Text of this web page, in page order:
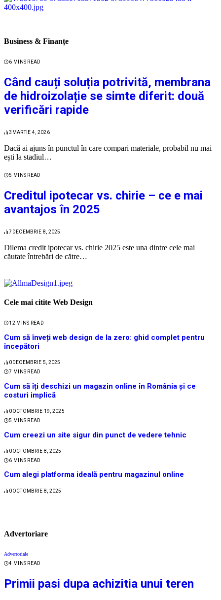
Business & Finanțe
6 MINS READ
Când cauți soluția potrivită, membrana
de hidroizolație se simte diferit: două
verificări rapide
3 MARTIE 4, 2026
Dacă ai ajuns în punctul în care compari materiale, probabil nu mai
ești la stadiul…
5 MINS READ
Creditul ipotecar vs. chirie – ce e mai
avantajos în 2025
7 DECEMBRIE 8, 2025
Dilema credit ipotecar vs. chirie 2025 este una dintre cele mai
căutate întrebări de către…
Cele mai citite Web Design
12 MINS READ
Cum să înveți web design de la zero: ghid complet pentru
începători
0 DECEMBRIE 5, 2025
7 MINS READ
Cum să îți deschizi un magazin online în România și ce
costuri implică
0OCTOMBRIE 19, 2025
5 MINS READ
Cum creezi un site sigur din punct de vedere tehnic
0OCTOMBRIE 8, 2025
6 MINS READ
Cum alegi platforma ideală pentru magazinul online
0OCTOMBRIE 8, 2025
Advertoriare
Advertoriale
4 MINS READ
Primii pasi dupa achizitia unui teren